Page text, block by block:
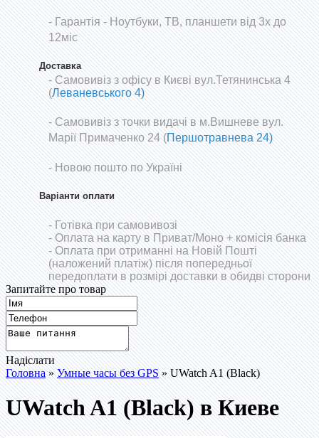
- Гарантія - Ноутбуки, ТВ, планшети від 3х до
12міс
Доставка
- Самовивіз з офісу в Києві вул.Тетянинська 4
(Леваневського 4)
- Самовивіз з точки видачі в м.Вишневе вул.
Марії Примаченко 24 (Першотравнева 24)
- Новою пошто по Україні
Варіанти оплати
- Готівка при самовивозі
- Оплата на карту в Приват/Моно+ комісія банка
- Оплата при отриманні на Новій Пошті
(наложений платіж) після попередньої
передоплати в розмірі доставки в обидві сторони
Запитайте про товар
Надіслати
Головна»Умные часы без GPS» UWatch A1 (Black)
UWatch A1 (Black) в Киеве